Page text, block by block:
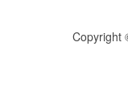
Copyright